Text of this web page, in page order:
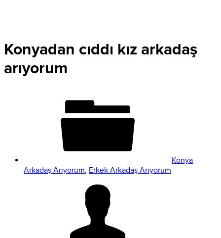
Konyadan cıddı kız arkadaş
arıyorum
Konya
Arkadaş Arıyorum, Erkek Arkadaş Arıyorum